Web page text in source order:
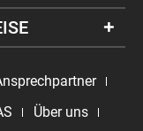
Über uns